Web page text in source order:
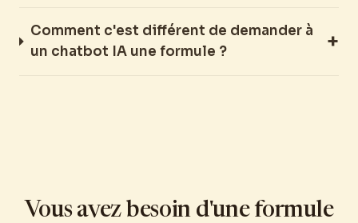
Comment c'est différent de demander à
un chatbot IA une formule ?
Vous avez besoin d'une formule